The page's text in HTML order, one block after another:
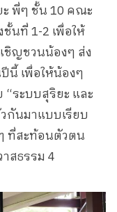
ะ พี่ๆ ชั้น 10 คณะ
นที่ 1-2 เพื่อให้
ชิญชวนน้องๆ ส่ง
นี้ เพื่อให้น้องๆ
ระบบสุริยะ และ
กันมาแบบเรียบ
ที่สะท้อนตัวตน
สธรรม 4